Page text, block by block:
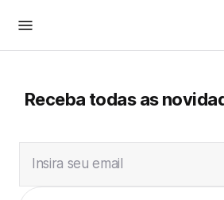
Receba todas as
Insira seu email